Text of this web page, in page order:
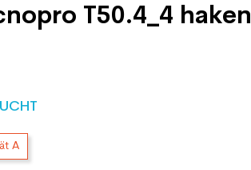
T50.4_4 haken
A